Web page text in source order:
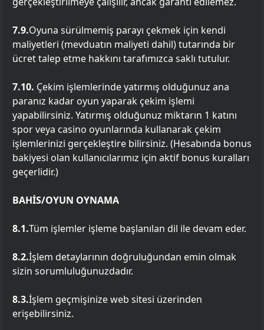
7.9.Oyuna sürülmemiş parayı çekmek için kendi
maliyetleri (mevduatın maliyeti dahil) tutarında bir
ücret talep etme hakkını tarafımızca saklı tutulur.
7.10. Çekim işlemlerinde yatırmış olduğunuz ana
paranız kadar oyun yaparak çekim işlemi
yapabilirsiniz. Yatırmış olduğunuz miktarın 1 katını
spor veya casino oyunlarında kullanarak çekim
işlemlerinizi gerçekleştire bilirsiniz. (Hesabında bonus
bakiyesi olan kullanıcılarımız için aktif bonus kuralları
geçerlidir.)
BAHİS/OYUN OYNAMA
8.1.Tüm işlemler işleme başlanılan dil ile devam eder.
8.2.İşlem detaylarının doğruluğundan emin olmak
sizin sorumluluğunuzdadır.
8.3.İşlem geçmişinize web sitesi üzerinden
erişebilirsiniz.